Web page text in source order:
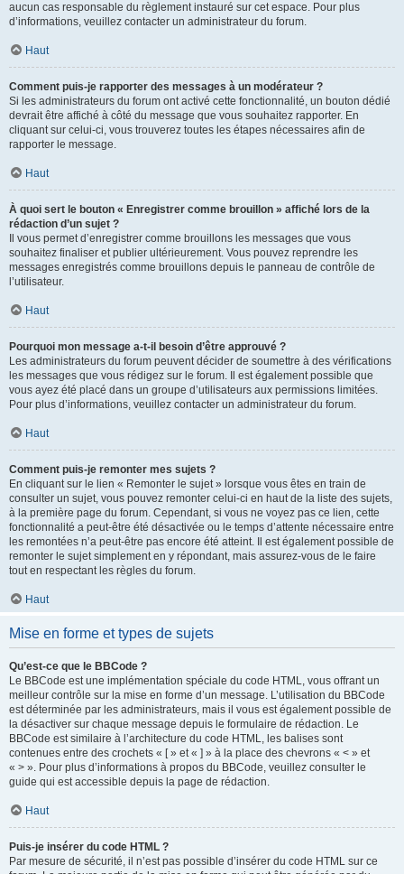
aucun cas responsable du règlement instauré sur cet espace. Pour plus
d’informations, veuillez contacter un administrateur du forum.
Haut
Comment puis-je rapporter des messages à un modérateur ?
Si les administrateurs du forum ont activé cette fonctionnalité, un bouton dédié
devrait être affiché à côté du message que vous souhaitez rapporter. En
cliquant sur celui-ci, vous trouverez toutes les étapes nécessaires afin de
rapporter le message.
Haut
À quoi sert le bouton « Enregistrer comme brouillon » affiché lors de la
rédaction d’un sujet ?
Il vous permet d’enregistrer comme brouillons les messages que vous
souhaitez finaliser et publier ultérieurement. Vous pouvez reprendre les
messages enregistrés comme brouillons depuis le panneau de contrôle de
l’utilisateur.
Haut
Pourquoi mon message a-t-il besoin d’être approuvé ?
Les administrateurs du forum peuvent décider de soumettre à des vérifications
les messages que vous rédigez sur le forum. Il est également possible que
vous ayez été placé dans un groupe d’utilisateurs aux permissions limitées.
Pour plus d’informations, veuillez contacter un administrateur du forum.
Haut
Comment puis-je remonter mes sujets ?
En cliquant sur le lien « Remonter le sujet » lorsque vous êtes en train de
consulter un sujet, vous pouvez remonter celui-ci en haut de la liste des sujets,
à la première page du forum. Cependant, si vous ne voyez pas ce lien, cette
fonctionnalité a peut-être été désactivée ou le temps d’attente nécessaire entre
les remontées n’a peut-être pas encore été atteint. Il est également possible de
remonter le sujet simplement en y répondant, mais assurez-vous de le faire
tout en respectant les règles du forum.
Haut
Mise en forme et types de sujets
Qu’est-ce que le BBCode ?
Le BBCode est une implémentation spéciale du code HTML, vous offrant un
meilleur contrôle sur la mise en forme d’un message. L’utilisation du BBCode
est déterminée par les administrateurs, mais il vous est également possible de
la désactiver sur chaque message depuis le formulaire de rédaction. Le
BBCode est similaire à l’architecture du code HTML, les balises sont
contenues entre des crochets « [ » et « ] » à la place des chevrons « < » et
« > ». Pour plus d’informations à propos du BBCode, veuillez consulter le
guide qui est accessible depuis la page de rédaction.
Haut
Puis-je insérer du code HTML ?
Par mesure de sécurité, il n’est pas possible d’insérer du code HTML sur ce